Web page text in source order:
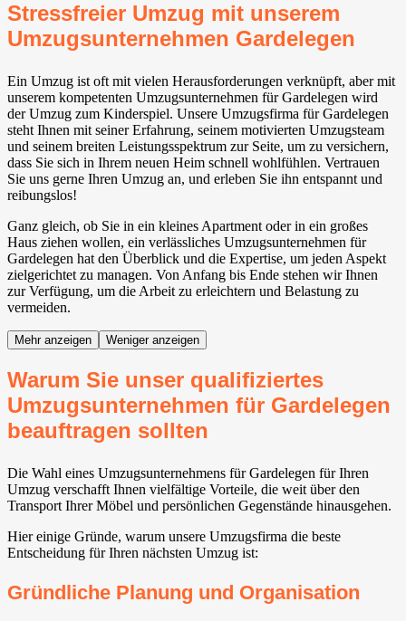
Stressfreier Umzug mit unserem
Umzugsunternehmen Gardelegen
Ein Umzug ist oft mit vielen Herausforderungen verknüpft, aber mit
unserem kompetenten Umzugsunternehmen für Gardelegen wird
der Umzug zum Kinderspiel. Unsere Umzugsfirma für Gardelegen
steht Ihnen mit seiner Erfahrung, seinem motivierten Umzugsteam
und seinem breiten Leistungsspektrum zur Seite, um zu versichern,
dass Sie sich in Ihrem neuen Heim schnell wohlfühlen. Vertrauen
Sie uns gerne Ihren Umzug an, und erleben Sie ihn entspannt und
reibungslos!
Ganz gleich, ob Sie in ein kleines Apartment oder in ein großes
Haus ziehen wollen, ein verlässliches Umzugsunternehmen für
Gardelegen hat den Überblick und die Expertise, um jeden Aspekt
zielgerichtet zu managen. Von Anfang bis Ende stehen wir Ihnen
zur Verfügung, um die Arbeit zu erleichtern und Belastung zu
vermeiden.
Mehr anzeigen Weniger anzeigen
Warum Sie unser qualifiziertes
Umzugsunternehmen für Gardelegen
beauftragen sollten
Die Wahl eines Umzugsunternehmens für Gardelegen für Ihren
Umzug verschafft Ihnen vielfältige Vorteile, die weit über den
Transport Ihrer Möbel und persönlichen Gegenstände hinausgehen.
Hier einige Gründe, warum unsere Umzugsfirma die beste
Entscheidung für Ihren nächsten Umzug ist:
Gründliche Planung und Organisation